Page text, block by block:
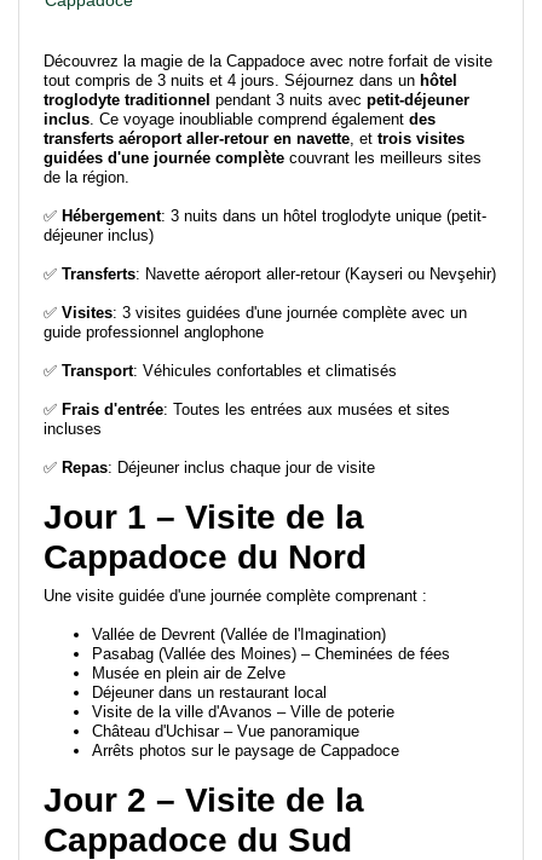
Découvrez la magie de la Cappadoce avec notre forfait de visite
tout compris de 3 nuits et 4 jours. Séjournez dans un hôtel
troglodyte traditionnel pendant 3 nuits avec petit-déjeuner
inclus. Ce voyage inoubliable comprend également des
transferts aéroport aller-retour en navette, et trois visites
guidées d'une journée complète couvrant les meilleurs sites
de la région.
✅ Hébergement: 3 nuits dans un hôtel troglodyte unique (petit-
déjeuner inclus)
✅ Transferts: Navette aéroport aller-retour (Kayseri ou Nevşehir)
✅ Visites: 3 visites guidées d'une journée complète avec un
guide professionnel anglophone
✅ Transport: Véhicules confortables et climatisés
✅ Frais d'entrée: Toutes les entrées aux musées et sites
incluses
✅ Repas: Déjeuner inclus chaque jour de visite
Jour 1 – Visite de la
Cappadoce du Nord
Une visite guidée d'une journée complète comprenant :
Vallée de Devrent (Vallée de l'Imagination)
Pasabag (Vallée des Moines) – Cheminées de fées
Musée en plein air de Zelve
Déjeuner dans un restaurant local
Visite de la ville d'Avanos – Ville de poterie
Château d'Uchisar – Vue panoramique
Arrêts photos sur le paysage de Cappadoce
Jour 2 – Visite de la
Cappadoce du Sud